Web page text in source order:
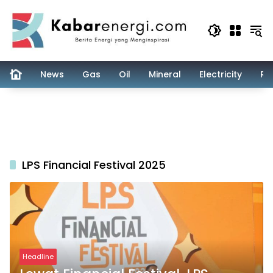
content
News Gas Oil Mineral Electricity
LPS Financial Festival 2025
Headline